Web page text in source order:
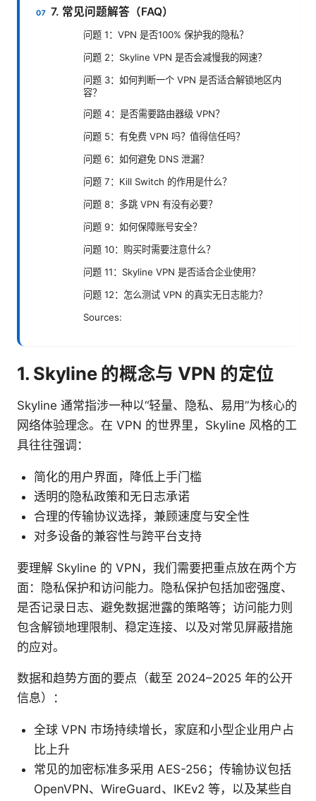
7. 常见问题解答（FAQ）
问题 1：VPN 是否100% 保护我的隐私？
问题 2：Skyline VPN 是否会减慢我的网速？
问题 3：如何判断一个 VPN 是否适合解锁地区内
容？
问题 4：是否需要路由器级 VPN？
问题 5：有免费 VPN 吗？值得信任吗？
问题 6：如何避免 DNS 泄漏？
问题 7：Kill Switch 的作用是什么？
问题 8：多跳 VPN 有没有必要？
问题 9：如何保障账号安全？
问题 10：购买时需要注意什么？
问题 11：Skyline VPN 是否适合企业使用？
问题 12：怎么测试 VPN 的真实无日志能力？
Sources:
1. Skyline 的概念与 VPN 的定位
Skyline 通常指涉一种以“轻量、隐私、易用”为核心的
网络体验理念。在 VPN 的世界里，Skyline 风格的工
具往往强调：
简化的用户界面，降低上手门槛
透明的隐私政策和无日志承诺
合理的传输协议选择，兼顾速度与安全性
对多设备的兼容性与跨平台支持
要理解 Skyline 的 VPN，我们需要把重点放在两个方
面：隐私保护和访问能力。隐私保护包括加密强度、
是否记录日志、避免数据泄露的策略等；访问能力则
包含解锁地理限制、稳定连接、以及对常见屏蔽措施
的应对。
数据和趋势方面的要点（截至 2024–2025 年的公开
信息）：
全球 VPN 市场持续增长，家庭和小型企业用户占
比上升
常见的加密标准多采用 AES-256；传输协议包括
OpenVPN、WireGuard、IKEv2 等，以及某些自